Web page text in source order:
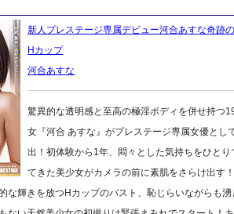
新人プレステージ専属デビュー河合あすな奇跡
Hカップ
河合あすな
驚異的な透明感と至高の極淫ボディを併せ持つ
女『河合 あすな』がプレステージ専属女優とし
出！初体験から1年、悶々とした気持ちをひとり
てきた美少女がカメラの前に素肌をさらけ出す
な輝きを放つHカップのバスト、恥じらいながらも